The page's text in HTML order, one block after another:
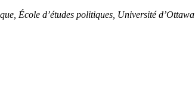
École d’études politiques, Université d’Ottawa